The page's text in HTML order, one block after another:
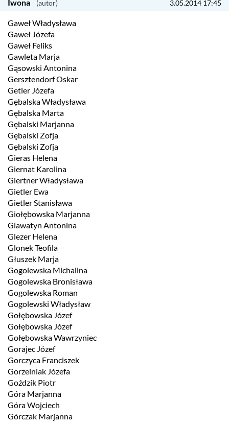
Iwona 3.05.2014 17:45
Gaweł Władysława
Gaweł Józefa
Gaweł Feliks
Gawleta Marja
Gąsowski Antonina
Gersztendorf Oskar
Getler Józefa
Gębalska Władysława
Gębalska Marta
Gębalski Marjanna
Gębalski Zofja
Gębalski Zofja
Gieras Helena
Giernat Karolina
Giertner Władysława
Gietler Ewa
Gietler Stanisława
Giołębowska Marjanna
Glawatyn Antonina
Glezer Helena
Glonek Teofila
Głuszek Marja
Gogolewska Michalina
Gogolewska Bronisława
Gogolewska Roman
Gogolewski Władysław
Gołębowska Józef
Gołębowska Józef
Gołębowska Wawrzyniec
Gorajec Józef
Gorczyca Franciszek
Gorzelniak Józefa
Goździk Piotr
Góra Marjanna
Góra Wojciech
Górczak Marjanna